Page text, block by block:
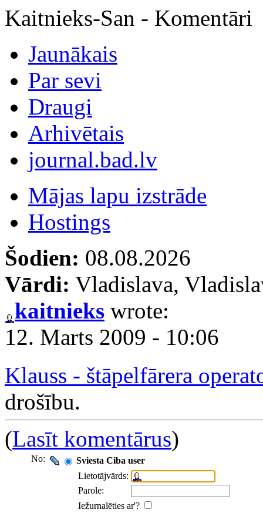
Kaitnieks-San - Komentāri
Jaunākais
Par sevi
Draugi
Arhivētais
journal.bad.lv
Mājas lapu izstrāde
Hostings
Šodien: 08.08.2026
Vārdi: Vladislava,
kaitnieks wrote:
12. Marts 2009 - 10:06
Klauss - štāpelfārera
drošību.
(Lasīt komentārus)
No:
Sviesta Ciba user
Lietotājvārds:
Parole:
Iežurnalēties ar'?